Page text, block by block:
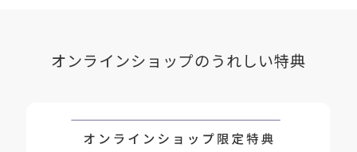
オンラインショップのうれしい特典